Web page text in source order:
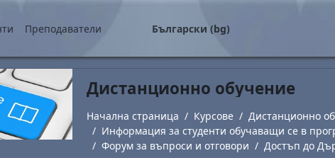
съдържание
Преподаватели Български ‎(bg)‎
Дистанционно обучение
Начална страница Курсове
Дистанционно
Информация за студенти обучаващи се в
Форум за въпроси и отговори
Достъп до